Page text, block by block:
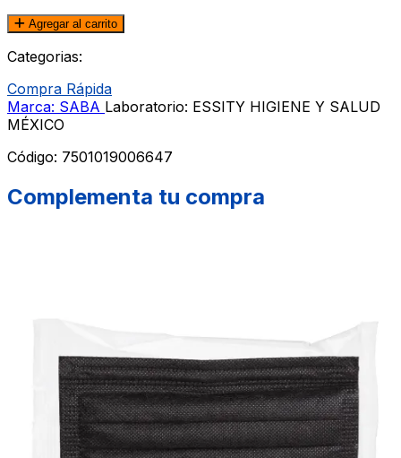
Agregar al carrito
Categorias:
Compra Rápida
Marca: SABA Laboratorio: ESSITY HIGIENE Y SALUD
MÉXICO
Código: 7501019006647
Complementa tu compra